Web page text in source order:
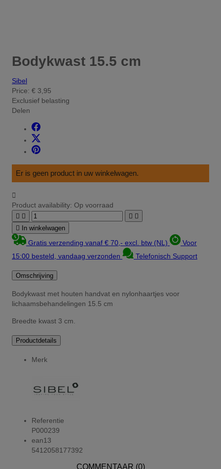
Bodykwast 15.5 cm
Sibel
Price: € 3,95
Exclusief belasting
Delen
Er is geen product in uw winkelwagen.

Product availability: Op voorraad
   
 In winkelwagen
Gratis verzending vanaf € 70,- excl. btw (NL)
Voor
15:00 besteld, vandaag verzonden
Telefonisch Support
Omschrijving
Bodykwast met houten handvat en nylonhaartjes voor
lichaamsbehandelingen 15.5 cm
Breedte kwast 3 cm.
Productdetails
Merk
Referentie
P000239
ean13
5412058177392
COMMENTAAR (0)